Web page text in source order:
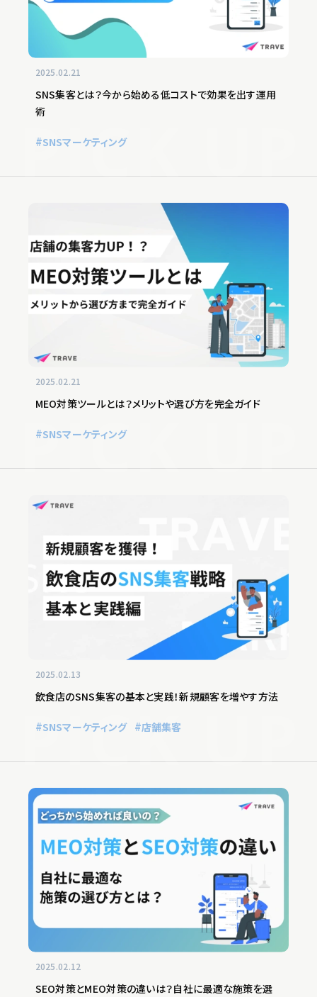
2025.02.21
SNS集客とは？今から始める低コストで効果を出す運用
術
SNSマーケティング
2025.02.21
MEO対策ツールとは？メリットや選び方を完全ガイド
SNSマーケティング
2025.02.13
飲食店のSNS集客の基本と実践！新規顧客を増やす方法
SNSマーケティング 店舗集客
2025.02.12
SEO対策とMEO対策の違いは？自社に最適な施策を選